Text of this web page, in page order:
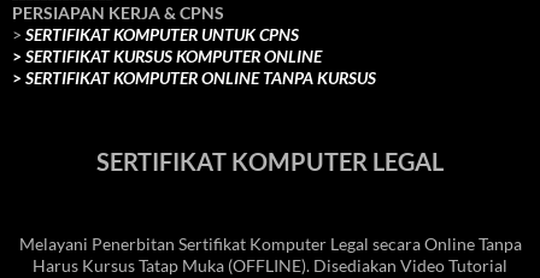
PERSIAPAN KERJA & CPNS
> SERTIFIKAT KOMPUTER UNTUK CPNS
> SERTIFIKAT KURSUS KOMPUTER ONLINE
> SERTIFIKAT KOMPUTER ONLINE TANPA KURSUS
SERTIFIKAT KOMPUTER LEGAL
Melayani Penerbitan Sertifikat Komputer Legal secara Online Tanpa
Harus Kursus Tatap Muka (OFFLINE). Disediakan Video Tutorial